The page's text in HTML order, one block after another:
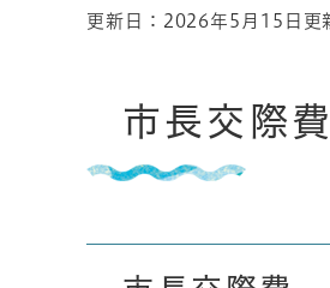
本
更新日：2026年5月15日更
市長交際